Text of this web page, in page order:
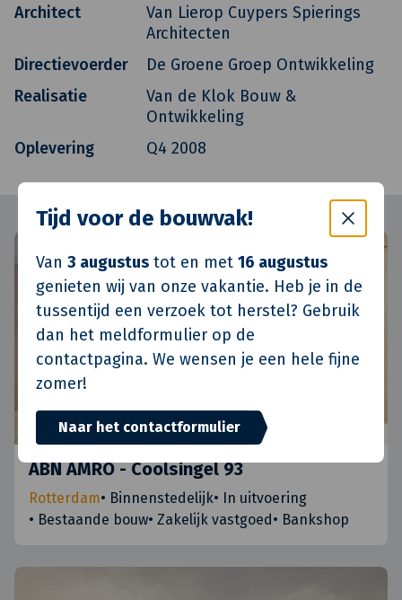
Tijd voor de bouwvak!
Van 3 augustus tot en met 16 augustus
genieten wij van onze vakantie. Heb je in de
tussentijd een verzoek tot herstel? Gebruik
dan het meldformulier op de
contactpagina. We wensen je een hele fijne
zomer!
Naar het contactformulier
Architect
Van Lierop Cuypers Spierings
Architecten
Directievoerder
De Groene Groep Ontwikkeling
Realisatie
Van de Klok Bouw &
Ontwikkeling
Oplevering
Q4 2008
ABN AMRO - Coolsingel 93
Rotterdam• Binnenstedelijk• In uitvoering
• Bestaande bouw• Zakelijk vastgoed• Bankshop